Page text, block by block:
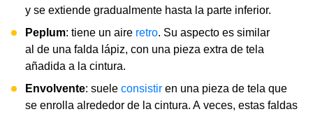
y se extiende gradualmente hasta la parte inferior.
Peplum: tiene un aire retro. Su aspecto es similar
al de una falda lápiz, con una pieza extra de tela
añadida a la cintura.
Envolvente: suele consistir en una pieza de tela que
se enrolla alrededor de la cintura. A veces, estas faldas